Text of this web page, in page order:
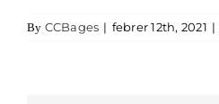
By CCBages | febrer 12th, 2021 |